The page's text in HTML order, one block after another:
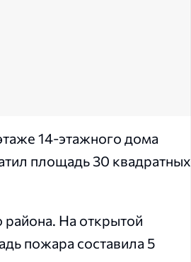
14-этажного дома
площадь 30 квадратных
На открытой
пожара составила 5